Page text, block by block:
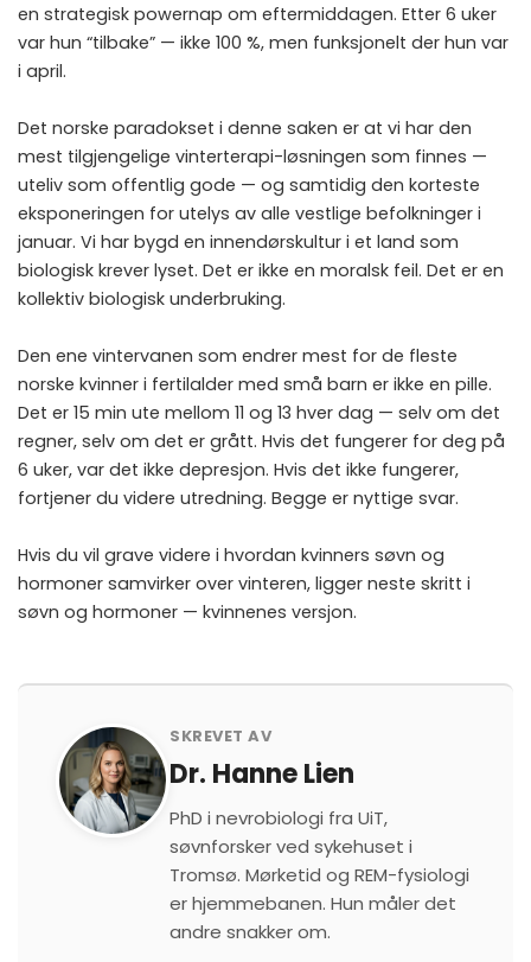
en strategisk powernap om eftermiddagen. Etter 6 uker
var hun “tilbake” — ikke 100 %, men funksjonelt der hun var
i april.
Det norske paradokset i denne saken er at vi har den
mest tilgjengelige vinterterapi-løsningen som finnes —
uteliv som offentlig gode — og samtidig den korteste
eksponeringen for utelys av alle vestlige befolkninger i
januar. Vi har bygd en innendørskultur i et land som
biologisk krever lyset. Det er ikke en moralsk feil. Det er en
kollektiv biologisk underbruking.
Den ene vintervanen som endrer mest for de fleste
norske kvinner i fertilalder med små barn er ikke en pille.
Det er 15 min ute mellom 11 og 13 hver dag — selv om det
regner, selv om det er grått. Hvis det fungerer for deg på
6 uker, var det ikke depresjon. Hvis det ikke fungerer,
fortjener du videre utredning. Begge er nyttige svar.
Hvis du vil grave videre i hvordan kvinners søvn og
hormoner samvirker over vinteren, ligger neste skritt i
søvn og hormoner — kvinnenes versjon.
SKREVET AV
Dr. Hanne Lien
PhD i nevrobiologi fra UiT,
søvnforsker ved sykehuset i
Tromsø. Mørketid og REM-fysiologi
er hjemmebanen. Hun måler det
andre snakker om.